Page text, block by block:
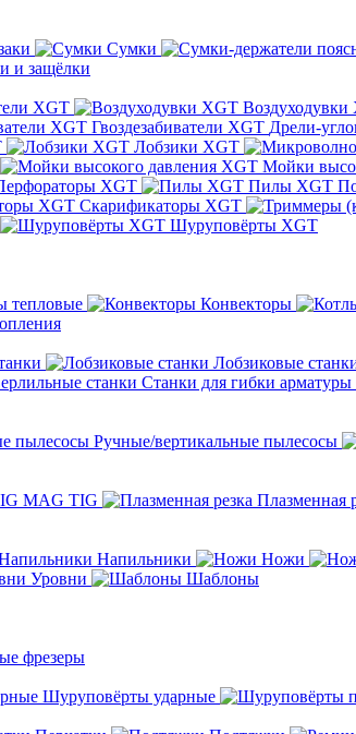
Сумки
и защёлки
XGT Воздуходувки
Гвоздезабиватели XGT Дрели-
Лобзики XGT
Мойки
XGT Пилы XGT
Скарификаторы XGT
Шуруповёрты XGT
тепловые Конвекторы
Лобзиковые
станки Станки для гибки арматуры
Ручные/вертикальные пылесосы
MAG TIG Плазменная
Напильники Ножи
Уровни
Шаблоны
фрезеры
Шуруповёрты ударные